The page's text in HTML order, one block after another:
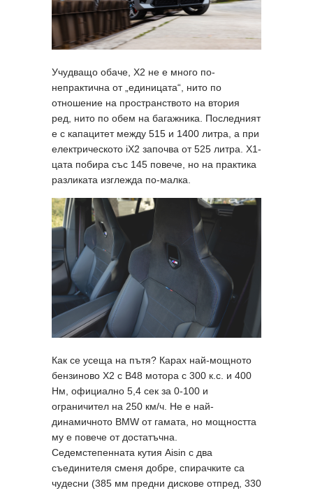
Учудващо обаче, X2 не е много по-
непрактична от „единицата“, нито по
отношение на пространството на втория
ред, нито по обем на багажника. Последният
е с капацитет между 515 и 1400 литра, а при
електрическото iX2 започва от 525 литра. X1-
цата побира със 145 повече, но на практика
разликата изглежда по-малка.
Как се усеща на пътя? Карах най-мощното
бензиново X2 с B48 мотора с 300 к.с. и 400
Нм, официално 5,4 сек за 0-100 и
ограничител на 250 км/ч. Не е най-
динамичното BMW от гамата, но мощността
му е повече от достатъчна.
Седемстепенната кутия Aisin с два
съединителя сменя добре, спирачките са
чудесни (385 мм предни дискове отпред, 330